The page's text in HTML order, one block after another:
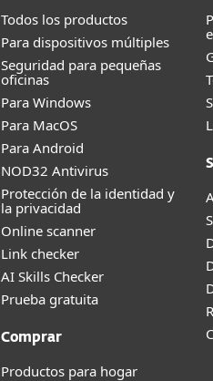
Todos los productos
Para dispositivos múltiples
Seguridad para pequeñas
oficinas
Para Windows
Para MacOS
Para Android
NOD32 Antivirus
Protección de la identidad y
la privacidad
Online scanner
Link checker
AI Skills Checker
Prueba gratuita
Comprar
Productos para hogar